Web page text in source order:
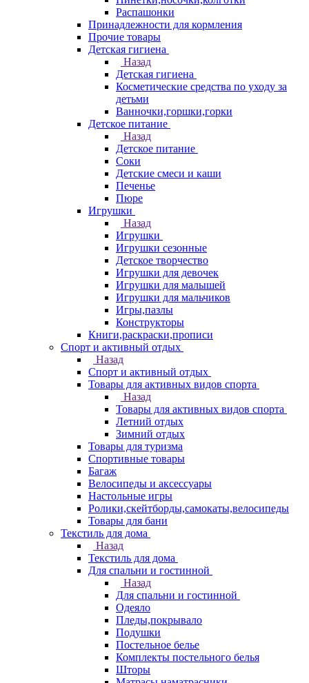
Распашонки
Принадлежности для кормления
Прочие товары
Детская гигиена
Назад
Детская гигиена
Косметические средства по уходу за
детьми
Ванночки,горшки,горки
Детское питание
Назад
Детское питание
Соки
Детские смеси и каши
Печенье
Пюре
Игрушки
Назад
Игрушки
Игрушки сезонные
Детское творчество
Игрушки для девочек
Игрушки для малышей
Игрушки для мальчиков
Игры,пазлы
Конструкторы
Книги,раскраски,прописи
Спорт и активный отдых
Назад
Спорт и активный отдых
Товары для активных видов спорта
Назад
Товары для активных видов спорта
Летний отдых
Зимний отдых
Товары для туризма
Спортивные товары
Багаж
Велосипеды и аксессуары
Настольные игры
Ролики,скейтборды,самокаты,велосипеды
Товары для бани
Текстиль для дома
Назад
Текстиль для дома
Для спальни и гостинной
Назад
Для спальни и гостинной
Одеяло
Пледы,покрывало
Подушки
Постельное белье
Комплекты постельного белья
Шторы